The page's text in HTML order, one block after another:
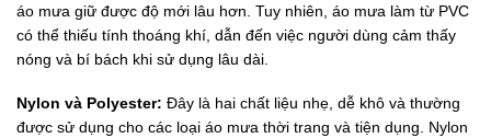
áo mưa giữ được độ mới lâu hơn. Tuy nhiên, áo mưa làm từ PVC
có thể thiếu tính thoáng khí, dẫn đến việc người dùng cảm thấy
nóng và bí bách khi sử dụng lâu dài.
Nylon và Polyester: Đây là hai chất liệu nhẹ, dễ khô và thường
được sử dụng cho các loại áo mưa thời trang và tiện dụng. Nylon